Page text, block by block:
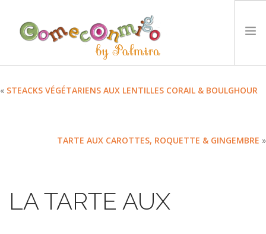
NOTRE PHILOSOPHIE
LANGUE :
« STEACKS VÉGÉTARIENS AUX LENTILLES CORAIL & BOULGHOUR
TARTE AUX CAROTTES, ROQUETTE & GINGEMBRE »
LA TARTE AUX